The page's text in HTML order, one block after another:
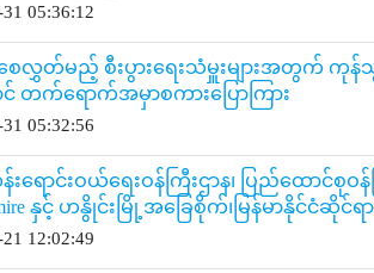
05:36:12
စေလွှတ်မည့် စီးပွားရေးသံမှူးများအတွက်
တက်ရောက်အမှာစကားပြောကြား
05:32:56
းရောင်းဝယ်ရေးဝန်ကြီးဌာန၊ ပြည်ထောင်စု
နှင့် ဟနွိုင်းမြို့အခြေစိုက်၊မြန်မာနိုင်ငံ
12:02:49